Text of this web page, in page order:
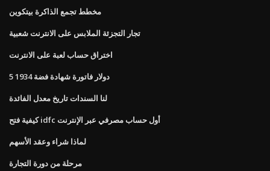
مخطط تجمع الذاكرة بيتكوين
تجار التجزئة الملابس على الانترنت شعبية
اختراق حساب لعبة على الانترنت
5 دولار فاتورة شهادة فضة 1934
لنا السندات تاريخ معدل الفائدة
كيفية فتح idfc أول حساب مصرفي عبر الإنترنت
لماذا شراء وعقد الأسهم
مرحلة من دورة التجارة